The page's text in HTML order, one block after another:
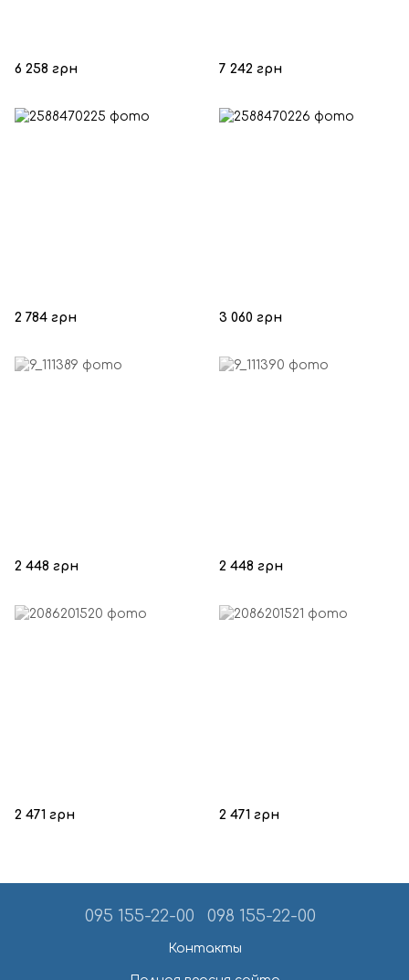
6 258 грн 7 242 грн
2 784 грн 3 060 грн
2 448 грн 2 448 грн
2 471 грн 2 471 грн
095 155-22-00 098 155-22-00
Контакты